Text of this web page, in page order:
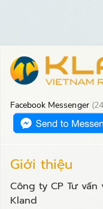
Facebook Messenger
Giới thiệu
Công ty CP Tư
Kland